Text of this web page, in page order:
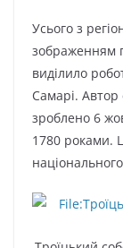
Усього з
зображенням
виділило
Самарі.
зроблено 6
1780 роками.